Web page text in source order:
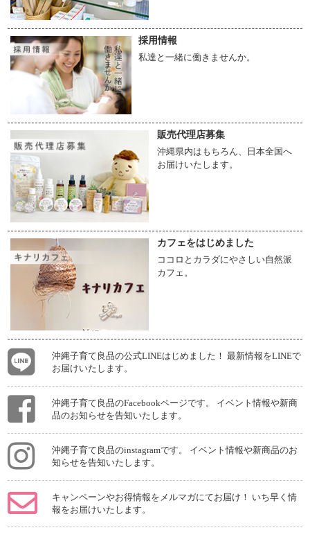
採用情報
私達と一緒に働きませんか。
販売代理店募集
沖縄県内はもちろん、日本全国へ
お届けいたします。
カフェをはじめました
ココロとカラダにやさしい自然派
カフェ。
沖縄子育て良品の公式LINEはじめました！ 最新情報をLINEで
お届けいたします。
沖縄子育て良品のFacebookページです。 イベント情報や新商
品のお知らせを告知いたします。
沖縄子育て良品のinstagramです。 イベント情報や新商品のお
知らせを告知いたします。
キャンペーンやお得情報をメルマガにてお届け！ いち早く情
報をお届けいたします。